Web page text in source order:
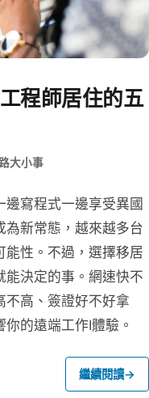
程師居住的五
大小事
寫程式一邊享受異國
為新常態，越來越多台
能性。不過，選擇移居
能決定的事。網速快不
不高、簽證好不好拿
的遠端工作I體驗。
繼續閱讀→